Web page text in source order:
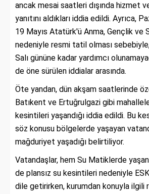
ancak mesai saatleri dışında hizmet
yanıtını aldıkları iddia edildi. Ayrıca,
19 Mayıs Atatürk'ü Anma, Gençlik ve
nedeniyle resmi tatil olması
Salı gününe kadar yardımcı
de öne sürülen iddialar arasında.
Öte yandan, dün akşam saatlerinde
Batıkent ve Ertuğrulgazi gibi
kesintileri yaşandığı iddia edildi. Bu
söz konusu bölgelerde yaşayan
mağduriyet yaşadığı belirtiliyor.
Vatandaşlar, hem Su Matiklerde
de plansız su kesintileri nedeniyle
dile getirirken, kurumdan konuyla ilgili